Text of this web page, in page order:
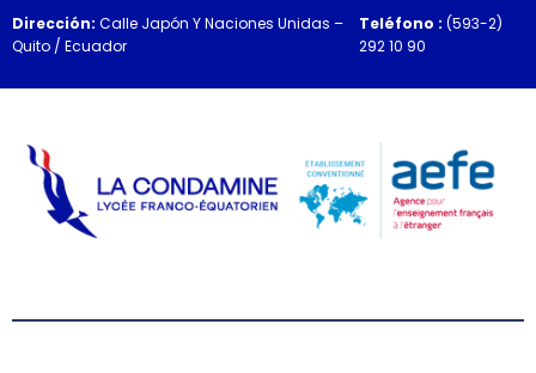
Dirección: Calle Japón Y Naciones Unidas –
Quito / Ecuador
Teléfono : (593-2)
292 10 90